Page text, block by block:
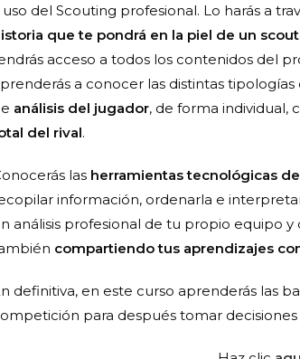
uso del Scouting profesional. Lo harás a
que te pondrá en la piel de un
acceso a todos los contenidos del
a conocer las distintas
análisis del jugador, de forma individual,
del rival.
las herramientas tecnológicas
información, ordenarla e
análisis profesional de tu propio equipo
compartiendo tus aprendizajes
definitiva, en este curso aprenderás las
para después tomar